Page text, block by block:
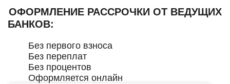
ОФОРМЛЕНИЕ РАССРОЧКИ ОТ ВЕДУЩИХ
БАНКОВ:
Без первого взноса
Без переплат
Без процентов
Оформляется онлайн